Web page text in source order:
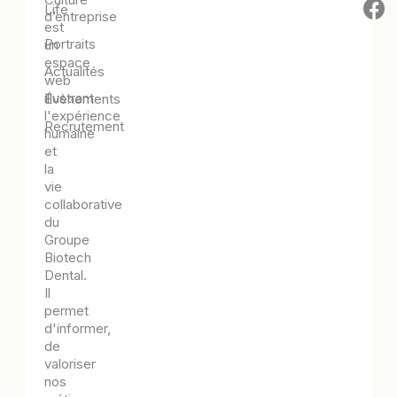
Life
est
un
espace
web
illustrant
l'expérience
humaine
et
la
vie
collaborative
du
Groupe
Biotech
Dental.
Il
permet
d'informer,
de
valoriser
nos
d’entreprise
Portraits
Actualités
Évènements
Recrutement